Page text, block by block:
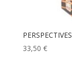
PERSPECTIVES
33,50 €